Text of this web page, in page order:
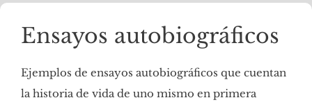
Ensayos autobiográficos
Ejemplos de ensayos autobiográficos que cuentan
la historia de vida de uno mismo en primera